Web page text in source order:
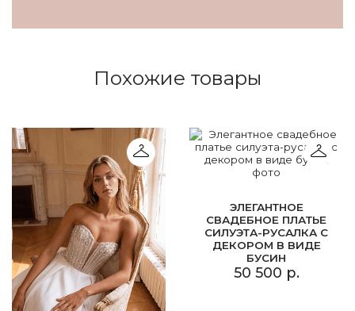
Похожие товары
ЭЛЕГАНТНОЕ
СВАДЕБНОЕ ПЛАТЬЕ
СИЛУЭТА-РУСАЛКА С
ДЕКОРОМ В ВИДЕ
БУСИН
50 500 р.